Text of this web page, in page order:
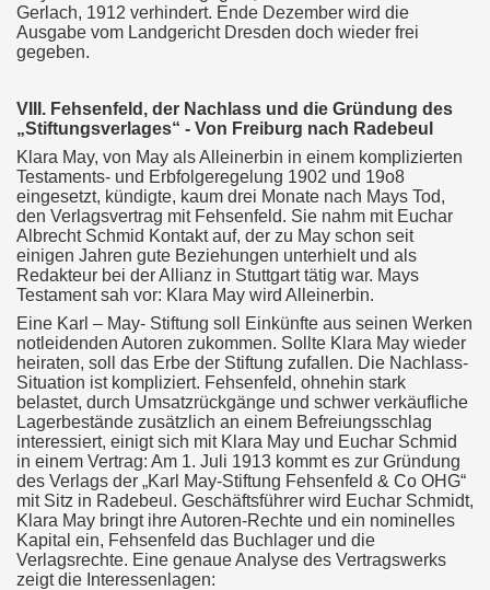
Gerlach, 1912 verhindert. Ende Dezember wird die
Ausgabe vom Landgericht Dresden doch wieder frei
gegeben.
VIII. Fehsenfeld, der Nachlass und die Gründung des
„Stiftungsverlages“ - Von Freiburg nach Radebeul
Klara May, von May als Alleinerbin in einem komplizierten
Testaments- und Erbfolgeregelung 1902 und 19o8
eingesetzt, kündigte, kaum drei Monate nach Mays Tod,
den Verlagsvertrag mit Fehsenfeld. Sie nahm mit Euchar
Albrecht Schmid Kontakt auf, der zu May schon seit
einigen Jahren gute Beziehungen unterhielt und als
Redakteur bei der Allianz in Stuttgart tätig war. Mays
Testament sah vor: Klara May wird Alleinerbin.
Eine Karl – May- Stiftung soll Einkünfte aus seinen Werken
notleidenden Autoren zukommen. Sollte Klara May wieder
heiraten, soll das Erbe der Stiftung zufallen. Die Nachlass-
Situation ist kompliziert. Fehsenfeld, ohnehin stark
belastet, durch Umsatzrückgänge und schwer verkäufliche
Lagerbestände zusätzlich an einem Befreiungsschlag
interessiert, einigt sich mit Klara May und Euchar Schmid
in einem Vertrag: Am 1. Juli 1913 kommt es zur Gründung
des Verlags der „Karl May-Stiftung Fehsenfeld & Co OHG“
mit Sitz in Radebeul. Geschäftsführer wird Euchar Schmidt,
Klara May bringt ihre Autoren-Rechte und ein nominelles
Kapital ein, Fehsenfeld das Buchlager und die
Verlagsrechte. Eine genaue Analyse des Vertragswerks
zeigt die Interessenlagen: